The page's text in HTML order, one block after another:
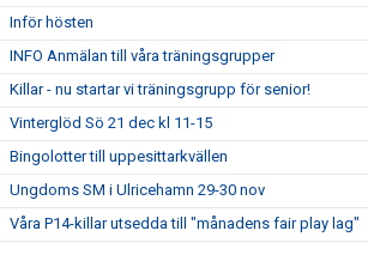
Inför hösten
INFO Anmälan till våra träningsgrupper
Killar - nu startar vi träningsgrupp för senior!
Vinterglöd Sö 21 dec kl 11-15
Bingolotter till uppesittarkvällen
Ungdoms SM i Ulricehamn 29-30 nov
Våra P14-killar utsedda till "månadens fair play lag"